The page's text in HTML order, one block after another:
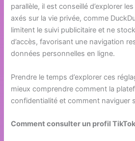
parallèle, il est conseillé d’explorer
axés sur la vie privée, comme
limitent le suivi publicitaire et ne
d’accès, favorisant une navigation
données personnelles en ligne.
Prendre le temps d’explorer ces
mieux comprendre comment la
confidentialité et comment naviguer
Comment consulter un profil